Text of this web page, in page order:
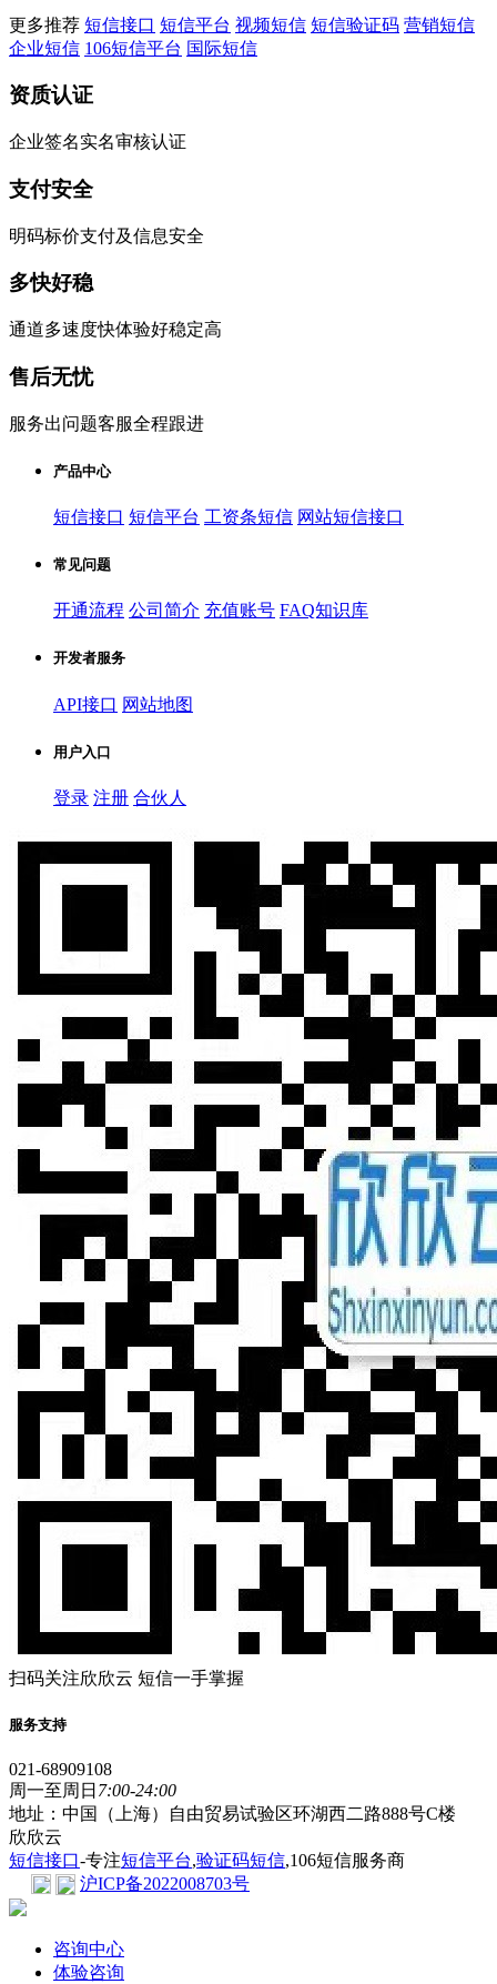
更多推荐 短信接口 短信平台 视频短信 短信验证码 营销短信
企业短信 106短信平台 国际短信
资质认证
企业签名实名审核认证
支付安全
明码标价支付及信息安全
多快好稳
通道多速度快体验好稳定高
售后无忧
服务出问题客服全程跟进
产品中心
短信接口 短信平台 工资条短信 网站短信接口
常见问题
开通流程 公司简介 充值账号 FAQ知识库
开发者服务
API接口 网站地图
用户入口
登录 注册 合伙人
扫码关注欣欣云 短信一手掌握
服务支持
021-68909108
周一至周日 7:00-24:00
地址：中国（上海）自由贸易试验区环湖西二路888号C楼
欣欣云
短信接口-专注短信平台,验证码短信,106短信服务商
沪ICP备2022008703号
咨询中心
体验咨询